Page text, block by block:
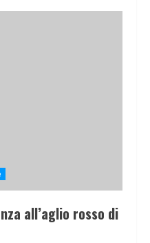
all’aglio rosso di